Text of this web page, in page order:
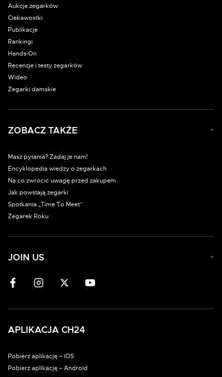
Aukcje zegarków
Ciekawostki
Publikacje
Rankingi
Hands-On
Recenzje i testy zegarków
Wideo
Zegarki damskie
ZOBACZ TAKŻE
Masz pytania? Zadaj je nam!
Encyklopedia wiedzy o zegarkach
Na co zwrócić uwagę przed zakupem
Jak powstają zegarki
Spotkania „Time To Meet”
Zegarek Roku
JOIN US
APLIKACJA CH24
Pobierz aplikację – iOS
Pobierz aplikację – Android